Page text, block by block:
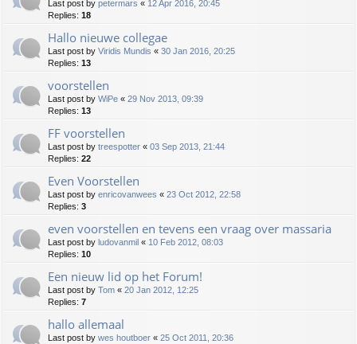
Last post by petermars « 12 Apr 2016, 20:45
Replies: 18
Hallo nieuwe collegae
Last post by Viridis Mundis « 30 Jan 2016, 20:25
Replies: 13
voorstellen
Last post by WiPe « 29 Nov 2013, 09:39
Replies: 13
FF voorstellen
Last post by treespotter « 03 Sep 2013, 21:44
Replies: 22
Even Voorstellen
Last post by enricovanwees « 23 Oct 2012, 22:58
Replies: 3
even voorstellen en tevens een vraag over massaria
Last post by ludovanmil « 10 Feb 2012, 08:03
Replies: 10
Een nieuw lid op het Forum!
Last post by Tom « 20 Jan 2012, 12:25
Replies: 7
hallo allemaal
Last post by wes houtboer « 25 Oct 2011, 20:36